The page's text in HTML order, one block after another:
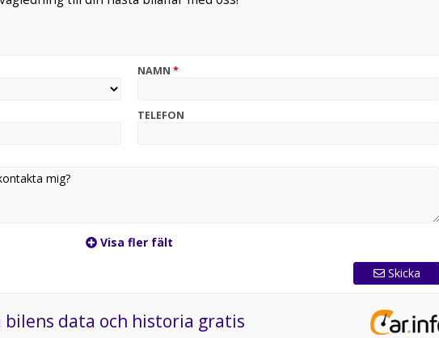
NAMN *
TELEFON
Visa fler fält
Skicka
data och historia gratis